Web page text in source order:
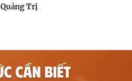
Quảng Trị
CẦN BIẾT